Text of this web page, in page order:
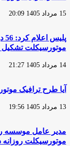
موتورسیکلت
15 مرداد 1405 20:09
موتورسیکلت تشکیل
14 مرداد 1405 21:27
آیا طرح ترافیک
13 مرداد 1405 19:56
مدیر عامل موسسه
موتورسیکلت